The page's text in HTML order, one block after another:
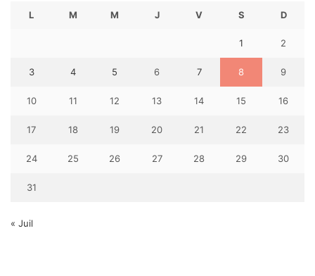
L M M J V S D
1 2
3 4 5 6 7 8 9
10 11 12 13 14 15 16
17 18 19 20 21 22 23
24 25 26 27 28 29 30
31
« Juil